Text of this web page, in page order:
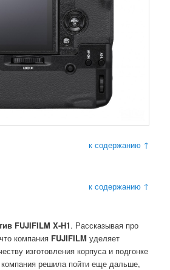
к содержанию ↑
к содержанию ↑
FUJIFILM X-H1. Рассказывая про
компания FUJIFILM уделяет
изготовления корпуса и подгонке
компания решила пойти еще дальше,